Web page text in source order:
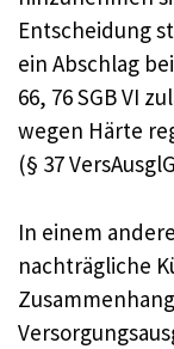
Entscheidung
ein Abschlag
66, 76 SGB VI
wegen Härte
(§ 37
In einem
nachträgliche